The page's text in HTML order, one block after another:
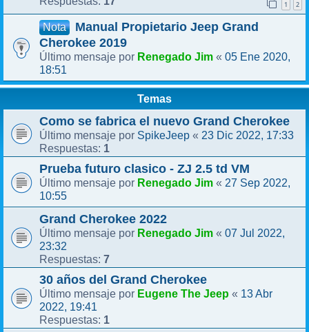
1 2
Nota
Manual Propietario Jeep Grand
Cherokee 2019
Último mensaje por Renegado Jim « 05 Ene 2020,
18:51
Temas
Como se fabrica el nuevo Grand Cherokee
Último mensaje por SpikeJeep « 23 Dic 2022, 17:33
Respuestas: 1
Prueba futuro clasico - ZJ 2.5 td VM
Último mensaje por Renegado Jim « 27 Sep 2022,
10:55
Grand Cherokee 2022
Último mensaje por Renegado Jim « 07 Jul 2022,
23:32
Respuestas: 7
30 años del Grand Cherokee
Último mensaje por Eugene The Jeep « 13 Abr
2022, 19:41
Respuestas: 1